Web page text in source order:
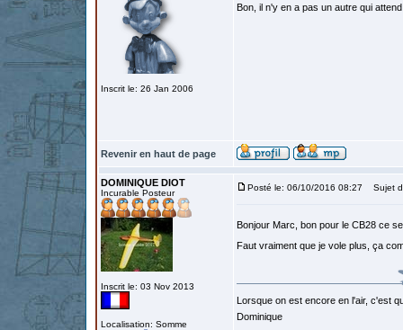
Inscrit le: 26 Jan 2006
Bon, il n'y en a pas un autre qui
Revenir en haut de page
DOMINIQUE DIOT
Incurable Posteur
Inscrit le: 03 Nov 2013
Localisation: Somme
Posté le: 06/10/2016 08:27 Sujet
Bonjour Marc, bon pour le CB28 ce
Faut vraiment que je vole plus, ça
Lorsque on est encore en l'air, c'est
Dominique